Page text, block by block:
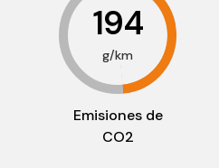
194
g/km
Emisiones de
CO2